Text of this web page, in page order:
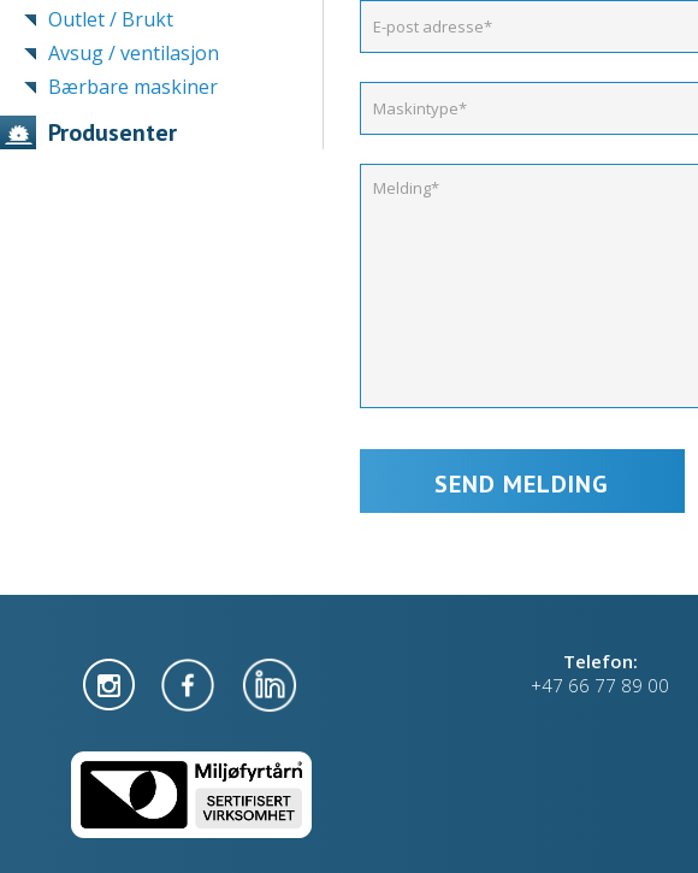
Outlet / Brukt
Avsug / ventilasjon
Bærbare maskiner
Produsenter
Telefon:
+47 66 77 89 00